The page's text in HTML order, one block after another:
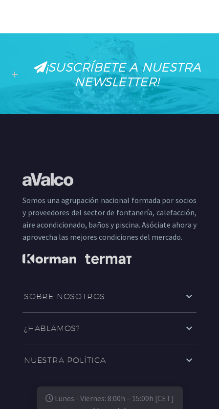
¡SUSCRÍBETE A NUESTRA
NEWSLETTER!
Somos una agrupación nacional formada por socios
y proveedores del sector de fontanería, calefacción,
aire acondicionado, baños y piscina. Asóciate ahora y
aprovecha las mejores condiciones del mercado.
SOBRE NOSOTROS
¿HABLAMOS?
NUESTRA POLÍTICA
Lunes - Viernes: 8:00h – 15:00h [CET]